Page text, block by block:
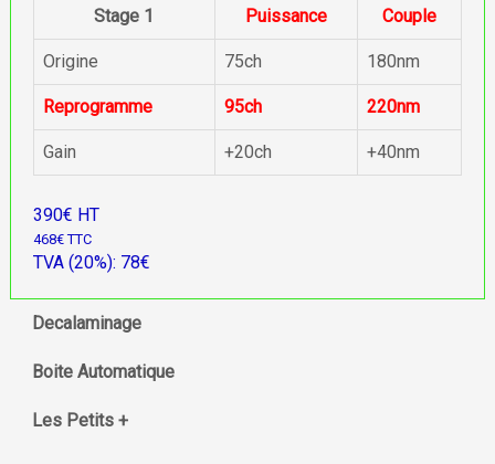
Stage 1
Puissance Couple
Origine 75ch 180nm
Reprogramme 95ch 220nm
Gain +20ch +40nm
390€ HT
468€ TTC
TVA (20%): 78€
Decalaminage
Boite Automatique
Les Petits +